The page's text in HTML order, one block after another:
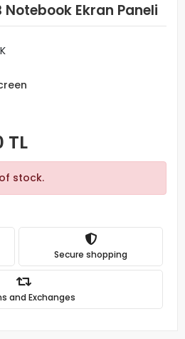
Notebook Ekran Paneli
TL
stock.
Secure shopping
and Exchanges